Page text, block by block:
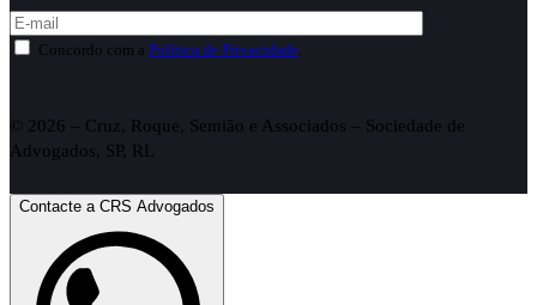
Concordo com a Política de Privacidade
© 2026 – Cruz, Roque, Semião e Associados – Sociedade de
Advogados, SP, RL
Contacte a CRS Advogados